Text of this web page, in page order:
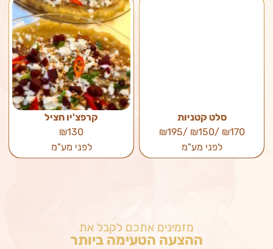
סלט קטניות
₪170 /₪150 /₪195
לפני מע"מ
קרפצ'יו חציל
₪130
לפני מע"מ
מזמינים אתכם לקבל את
ההצעה הטעימה ביותר